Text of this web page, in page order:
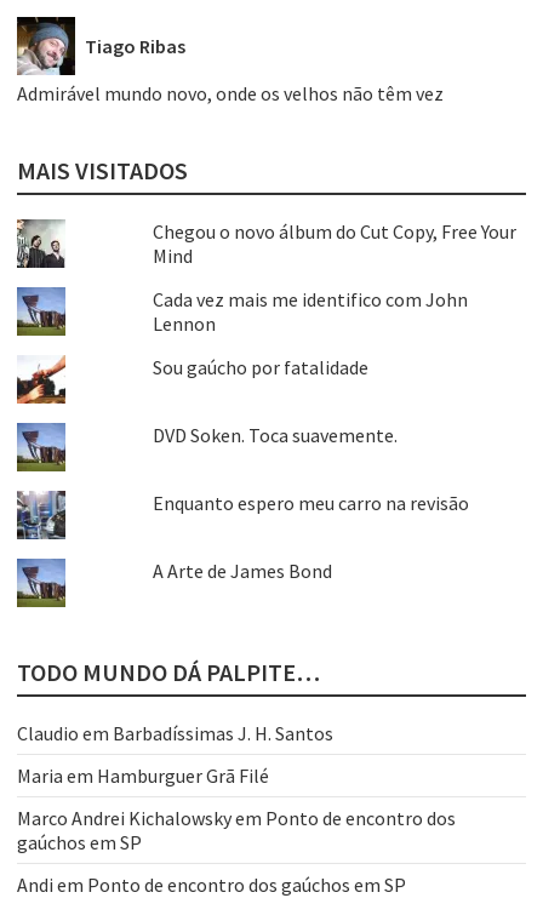
Tiago Ribas
Admirável mundo novo, onde os velhos não têm vez
MAIS VISITADOS
Chegou o novo álbum do Cut Copy, Free Your
Mind
Cada vez mais me identifico com John
Lennon
Sou gaúcho por fatalidade
DVD Soken. Toca suavemente.
Enquanto espero meu carro na revisão
A Arte de James Bond
TODO MUNDO DÁ PALPITE…
Claudio em Barbadíssimas J. H. Santos
Maria em Hamburguer Grã Filé
Marco Andrei Kichalowskyem Ponto de encontro dos
gaúchos em SP
Andi em Ponto de encontro dos gaúchos em SP